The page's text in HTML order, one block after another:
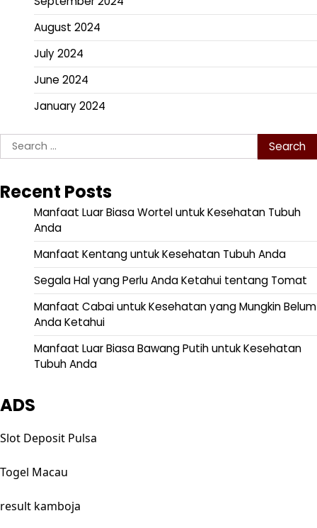
August 2024
July 2024
June 2024
January 2024
Search
for:
Recent Posts
Manfaat Luar Biasa Wortel untuk Kesehatan Tubuh
Anda
Manfaat Kentang untuk Kesehatan Tubuh Anda
Segala Hal yang Perlu Anda Ketahui tentang Tomat
Manfaat Cabai untuk Kesehatan yang Mungkin Belum
Anda Ketahui
Manfaat Luar Biasa Bawang Putih untuk Kesehatan
Tubuh Anda
ADS
Slot Deposit Pulsa
Togel Macau
result kamboja